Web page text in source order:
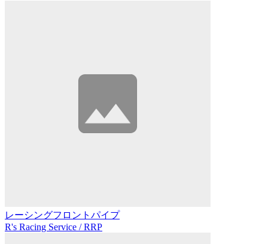
レーシングフロントパイプ
R's Racing Service / RRP